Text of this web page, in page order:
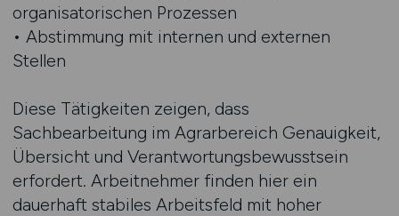
organisatorischen Prozessen
• Abstimmung mit internen und externen
Stellen
Diese Tätigkeiten zeigen, dass
Sachbearbeitung im Agrarbereich Genauigkeit,
Übersicht und Verantwortungsbewusstsein
erfordert. Arbeitnehmer finden hier ein
dauerhaft stabiles Arbeitsfeld mit hoher